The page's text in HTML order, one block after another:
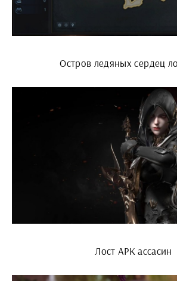
Остров ледяных сердец
Лост АРК ассасин